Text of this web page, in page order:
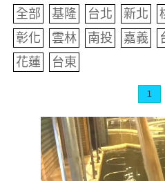
全部 基隆 台北 新北
彰化
雲林 南投 嘉義
花蓮
台東
1